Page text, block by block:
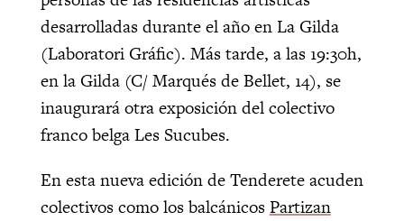
desarrolladas durante el año en La Gilda
(Laboratori Gráfic). Más tarde, a las 19:30h,
en la Gilda (C/ Marqués de Bellet, 14), se
inaugurará otra exposición del colectivo
franco belga Les Sucubes.
En esta nueva edición de Tenderete acuden
colectivos como los balcánicosPartizan